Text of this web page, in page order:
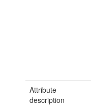
Attribute
description